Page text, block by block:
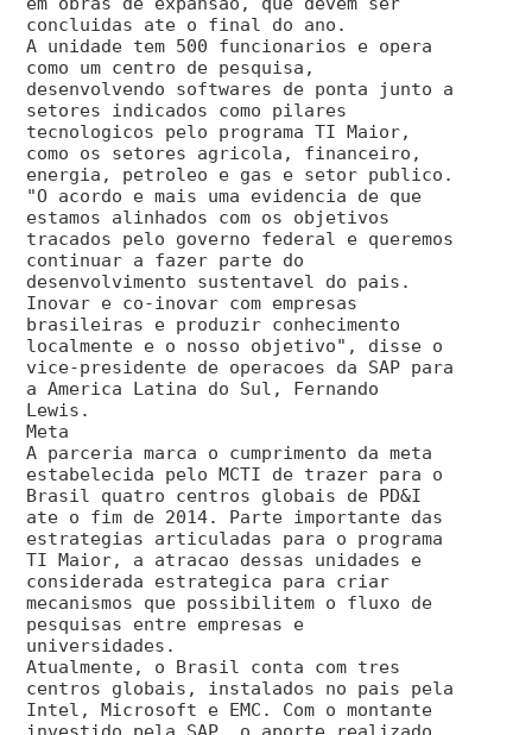
concluidas ate o final do ano.
A unidade tem 500 funcionarios e opera
como um centro de pesquisa,
desenvolvendo softwares de ponta junto a
setores indicados como pilares
tecnologicos pelo programa TI Maior,
como os setores agricola, financeiro,
energia, petroleo e gas e setor publico.
"O acordo e mais uma evidencia de que
estamos alinhados com os objetivos
tracados pelo governo federal e queremos
continuar a fazer parte do
desenvolvimento sustentavel do pais.
Inovar e co-inovar com empresas
brasileiras e produzir conhecimento
localmente e o nosso objetivo", disse o
vice-presidente de operacoes da SAP para
a America Latina do Sul, Fernando
Lewis.
Meta
A parceria marca o cumprimento da meta
estabelecida pelo MCTI de trazer para o
Brasil quatro centros globais de PD&I
ate o fim de 2014. Parte importante das
estrategias articuladas para o programa
TI Maior, a atracao dessas unidades e
considerada estrategica para criar
mecanismos que possibilitem o fluxo de
pesquisas entre empresas e
universidades.
Atualmente, o Brasil conta com tres
centros globais, instalados no pais pela
Intel, Microsoft e EMC. Com o montante